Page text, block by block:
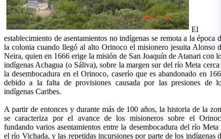
El
establecimiento de asentamientos no indígenas se remota a la época
la colonia cuando llegó al alto Orinoco el misionero jesuita Alonso
Neira, quien en 1666 erige la misión de San Joaquín de Atanari con
indígenas Achagua (o Sáliva), sobre la margen sur del río Meta cerca
la desembocadura en el Orinoco, caserío que es abandonado en
debido a la falta de provisiones causada por las presiones de
indígenas Caribes.
A partir de entonces y durante más de 100 años, la historia de la
se caracteriza por el avance de los misioneros sobre el
fundando varios asentamientos entre la desembocadura del río Meta
el río Vichada, y las repetidas incursiones por parte de los indígenas